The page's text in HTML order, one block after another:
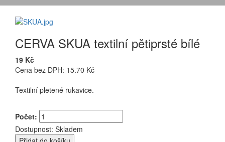
CERVA SKUA textilní pětiprsté bílé
19 Kč
Cena bez DPH: 15.70 Kč
Textilní pletené rukavice.
Počet:
Dostupnost: Skladem